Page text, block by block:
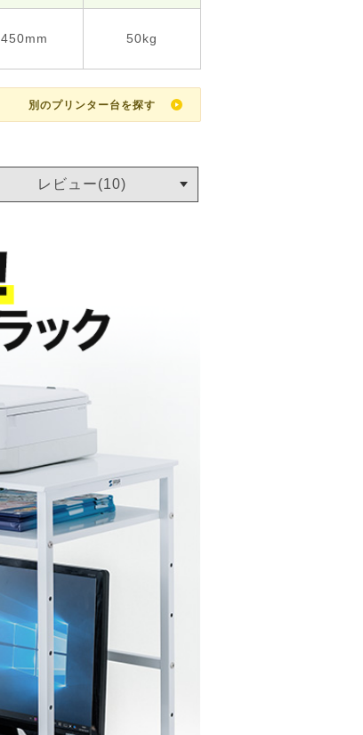
450mm 50kg
別のプリンター台を探す
レビュー(10)